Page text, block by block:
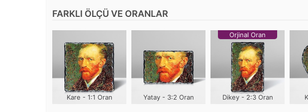
FARKLI ÖLÇÜ VE ORANLAR
Kare - 1:1 Oran Yatay - 3:2 Oran
Orjinal Oran
Dikey - 2:3 Oran